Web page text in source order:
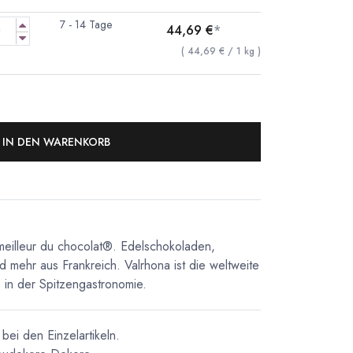
7 - 14 Tage 44,69 €*
( 44,69 € / 1 kg )
IN DEN WARENKORB
du chocolat®. Edelschokoladen,
mehr aus Frankreich. Valrhona ist die weltweite
der Spitzengastronomie.
den Einzelartikeln.